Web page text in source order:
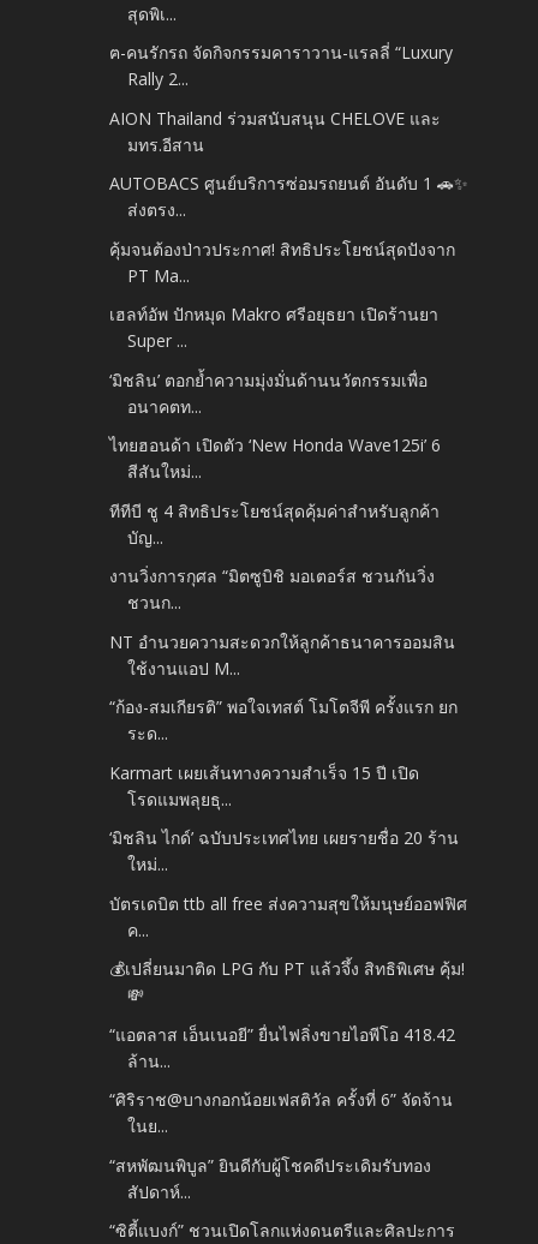
สุดพิเ...
ฅ-คนรักรถ จัดกิจกรรมคาราวาน-แรลลี่ “Luxury
Rally 2...
AION Thailand ร่วมสนับสนุน CHELOVE และ
มทร.อีสาน
AUTOBACS ศูนย์บริการซ่อมรถยนต์ อันดับ 1 🚗✨
ส่งตรง...
คุ้มจนต้องป่าวประกาศ! สิทธิประโยชน์สุดปังจาก
PT Ma...
เฮลท์อัพ ปักหมุด Makro ศรีอยุธยา เปิดร้านยา
Super ...
‘มิชลิน’ ตอกย้ำความมุ่งมั่นด้านนวัตกรรมเพื่อ
อนาคตท...
ไทยฮอนด้า เปิดตัว ‘New Honda Wave125i’ 6
สีสันใหม่...
ทีทีบี ชู 4 สิทธิประโยชน์สุดคุ้มค่าสำหรับลูกค้า
บัญ...
งานวิ่งการกุศล “มิตซูบิชิ มอเตอร์ส ชวนกันวิ่ง
ชวนก...
NT อำนวยความสะดวกให้ลูกค้าธนาคารออมสิน
ใช้งานแอป M...
“ก้อง-สมเกียรติ” พอใจเทสต์ โมโตจีพี ครั้งแรก ยก
ระด...
Karmart เผยเส้นทางความสำเร็จ 15 ปี เปิด
โรดแมพลุยธุ...
‘มิชลิน ไกด์’ ฉบับประเทศไทย เผยรายชื่อ 20 ร้าน
ใหม่...
บัตรเดบิต ttb all free ส่งความสุขให้มนุษย์ออฟฟิศ
ค...
💰เปลี่ยนมาติด LPG กับ PT แล้วจึ้ง สิทธิพิเศษ คุ้ม!
💸
“แอตลาส เอ็นเนอยี” ยื่นไฟลิ่งขายไอพีโอ 418.42
ล้าน...
“ศิริราช@บางกอกน้อยเฟสติวัล ครั้งที่ 6” จัดจ้าน
ในย...
“สหพัฒนพิบูล” ยินดีกับผู้โชคดีประเดิมรับทอง
สัปดาห์...
“ซิตี้แบงก์” ชวนเปิดโลกแห่งดนตรีและศิลปะการ